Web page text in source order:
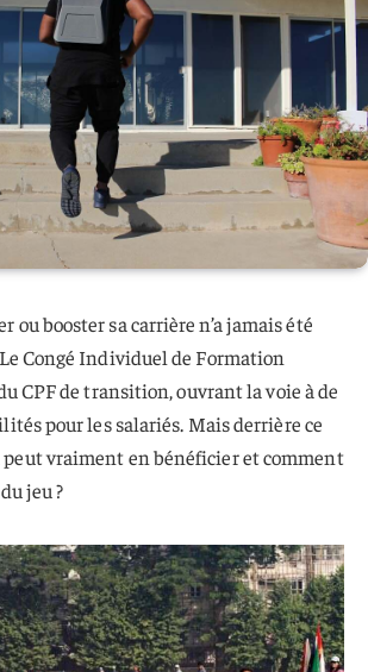
ou booster sa carrière n’a jamais été
Congé Individuel de Formation
CPF de transition, ouvrant la voie à de
pour les salariés. Mais derrière ce
vraiment en bénéficier et comment
jeu ?